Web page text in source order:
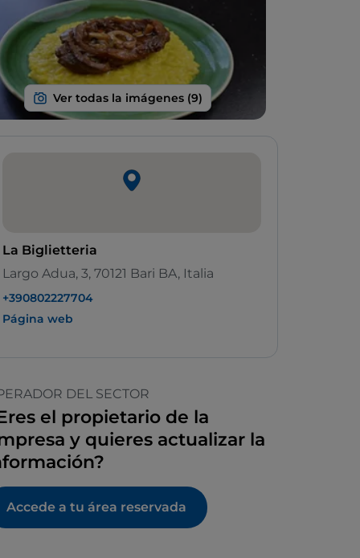
La Biglietteria
Largo Adua, 3, 70121 Bari BA, Italia
+390802227704
Página web
DEL SECTOR
el propietario de la
y quieres actualizar la
Accede a tu área reservada